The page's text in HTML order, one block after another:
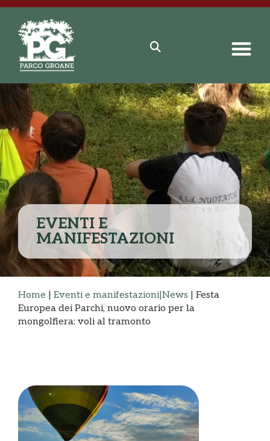
EVENTI E
MANIFESTAZIONI
Home | Eventi e manifestazioni|News | Festa
Europea dei Parchi, nuovo orario per la
mongolfiera: voli al tramonto